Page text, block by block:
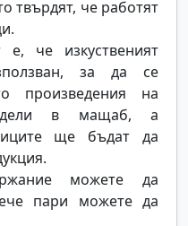
твърдят, че работят
че изкуственият
за да се
произведения на
в мащаб, а
ще бъдат да
можете да
пари можете да